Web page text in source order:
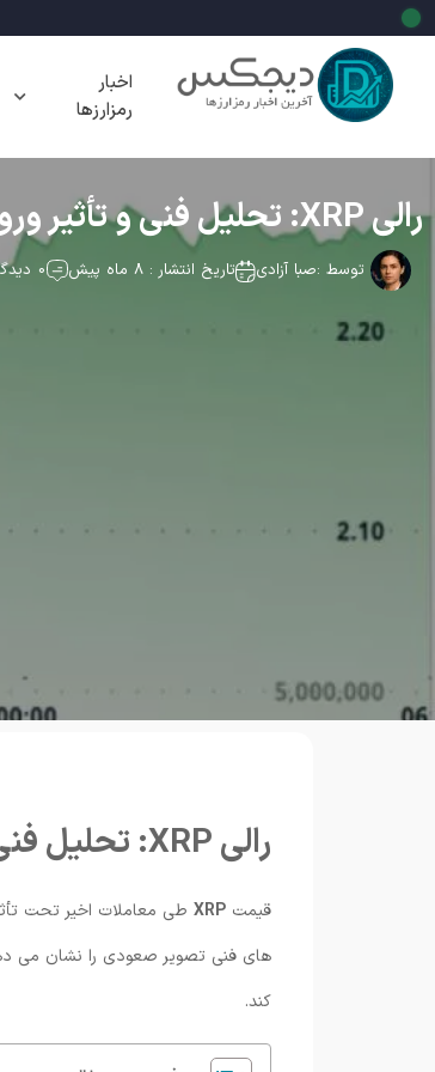
اخبار
رمزارزها
رالی XRP: تحلیل فنی و تأثیر ورود ETFها بر قیمت
توسط :صبا آزادی تاریخ انتشار : 8 ماه پیش 0 دیدگاه
رالی XRP: تحلیل فنی و تأثیر ورود ETFها
قیمت XRP
کند.